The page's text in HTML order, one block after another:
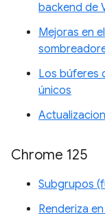
backend de
Mejoras en
Los búferes
únicos
Chrome 125
Subgrupos
Renderiza